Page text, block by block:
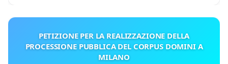
PETIZIONE PER LA REALIZZAZIONE DELLA
PROCESSIONE PUBBLICA DEL CORPUS DOMINI A
MILANO